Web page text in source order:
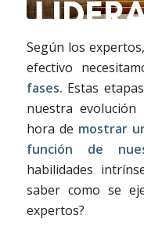
Según los
efectivo
fases. Estas
nuestra
hora de mostrar
función de
habilidades
saber como se
expertos?